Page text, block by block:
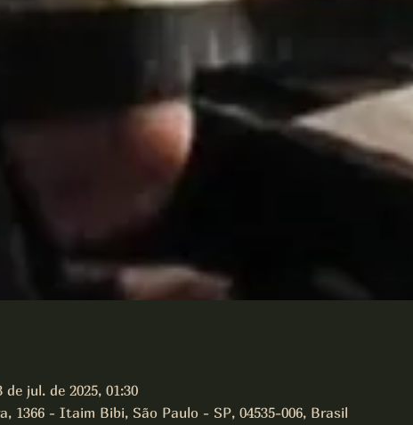
jul. de 2025, 01:30
1366 - Itaim Bibi, São Paulo - SP, 04535-006, Brasil